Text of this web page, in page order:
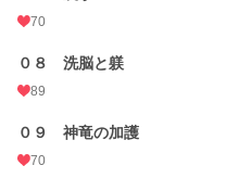
70
０８ 洗脳と躾
89
０９ 神竜の加護
70